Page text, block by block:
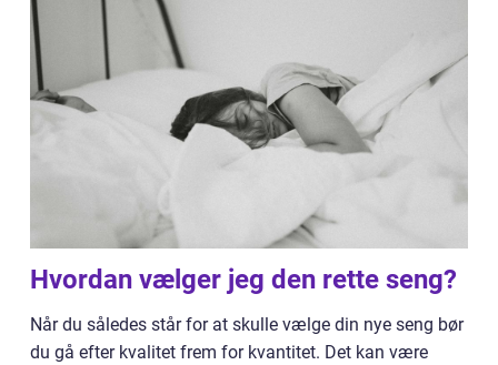
Hvordan vælger jeg den rette seng?
Når du således står for at skulle vælge din nye seng bør
du gå efter kvalitet frem for kvantitet. Det kan være